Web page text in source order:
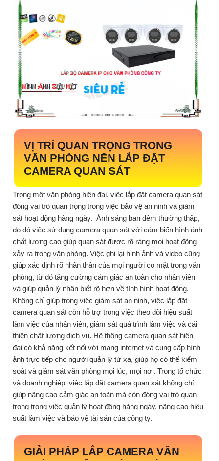
VỊ TRÍ QUAN TRỌNG TRONG
VĂN PHÒNG NÊN LẮP ĐẶT
CAMERA QUAN SÁT
Trong một văn phòng hiện đại, việc lắp đặt camera quan sát
đóng vai trò quan trọng trong việc bảo vệ an ninh và giám
sát hoạt động hàng ngày. ️ Ánh sáng ban đêm thường thấp,
do đó việc sử dụng camera quan sát với cảm biến hình ảnh
chất lượng cao giúp quan sát được rõ ràng mọi hoạt động
xảy ra trong văn phòng. Việc ghi lại hình ảnh và video cũng
giúp xác định rõ nhân thân của mọi người có mặt trong văn
phòng, từ đó tăng cường cảm giác an toàn cho nhân viên
và giúp quản lý nhận biết rõ hơn về tình hình hoạt động.
Không chỉ giúp trong việc giám sát an ninh, việc lắp đặt
camera quan sát còn hỗ trợ trong việc theo dõi hiệu suất
làm việc của nhân viên, giám sát quá trình làm việc và cải
thiện chất lượng dịch vụ. Hệ thống camera quan sát hiện
đại có khả năng kết nối với mạng internet và cung cấp hình
ảnh trực tiếp cho người quản lý từ xa, giúp họ có thể kiểm
soát và giám sát văn phòng mọi lúc, mọi nơi. Trong tổ chức
và doanh nghiệp, việc lắp đặt camera quan sát không chỉ
giúp nâng cao cảm giác an toàn mà còn đóng vai trò quan
trọng trong việc quản lý hoạt động hàng ngày, nâng cao hiệu
suất làm việc và bảo vệ tài sản của công ty.
GIẢI PHÁP LẮP CAMERA VĂN